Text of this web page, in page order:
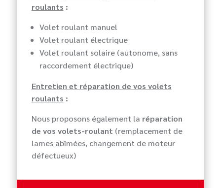
roulants :
Volet roulant manuel
Volet roulant électrique
Volet roulant solaire (autonome, sans
raccordement électrique)
Entretien et réparation de vos volets
roulants :
Nous proposons également la réparation
de vos volets-roulant (remplacement de
lames abîmées, changement de moteur
défectueux)